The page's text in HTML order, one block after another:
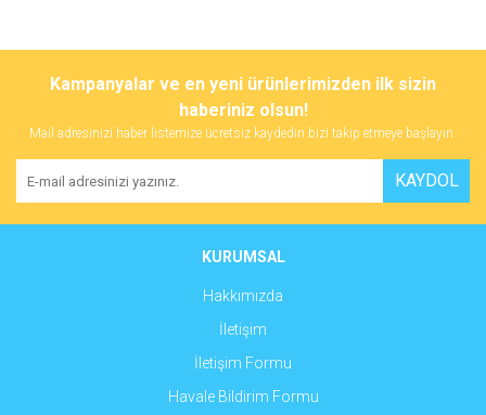
Bu ürüne ilk yorumu siz yapın!
Yorum Yaz
tarafımıza iletebilirsiniz.
Görüş ve önerileriniz için teşekkür ederiz.
Ürün resmi kalitesiz, bozuk veya görüntülenemiyor.
Ürün açıklamasında eksik bilgiler bulunuyor.
Ürün fiyatı diğer sitelerden daha pahalı.
Kampanyalar ve en yeni ürünlerimizden ilk sizin
haberiniz olsun!
Mail adresinizi haber listemize ücretsiz kaydedin bizi takip etmeye başlayın.
KAYDOL
KURUMSAL
Hakkımızda
İletişim
İletişim Formu
Havale Bildirim Formu